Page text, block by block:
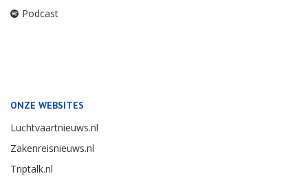
Podcast
ONZE WEBSITES
Luchtvaartnieuws.nl
Zakenreisnieuws.nl
Triptalk.nl